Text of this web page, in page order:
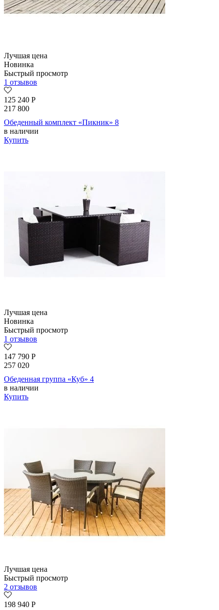
Лучшая цена
Новинка
Быстрый просмотр
1 отзывов
125 240 Р
217 800
Обеденный комплект «Пикник» 8
в наличии
Купить
Лучшая цена
Новинка
Быстрый просмотр
1 отзывов
147 790 Р
257 020
Обеденная группа «Куб» 4
в наличии
Купить
Лучшая цена
Быстрый просмотр
2 отзывов
198 940 Р